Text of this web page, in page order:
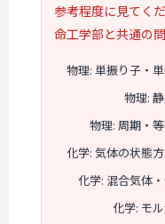
参考程度に見てく
命工学部と共通の
物理: 単振り子・
物理:
物理: 周期・
化学: 気体の状態
化学: 混合気体
化学: モ